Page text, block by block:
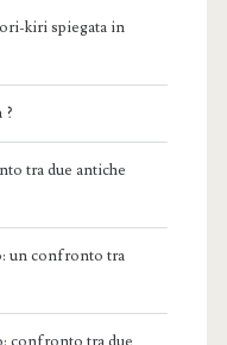
kiri spiegata in
?
tra due antiche
un confronto tra